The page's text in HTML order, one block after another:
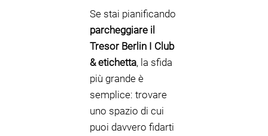
Se stai pianificando
parcheggiare il
Tresor Berlin I Club
& etichetta, la sfida
più grande è
semplice: trovare
uno spazio di cui
puoi davvero fidarti